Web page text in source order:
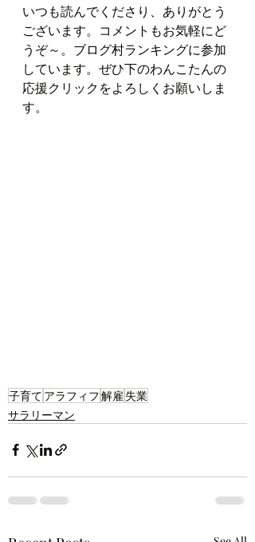
いつも読んでくださり、ありがとう
ございます。コメントもお気軽にど
うぞ～。ブログ村ランキングに参加
しています。ぜひ下のわんこたんの
応援クリックをよろしくお願いしま
す。
子育て アラフィフ解雇 失業
サラリーマン